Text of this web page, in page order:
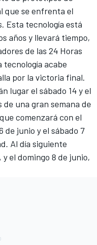
que se enfrenta el
Esta tecnología está
años y llevará tiempo,
de las 24 Horas
tecnología acabe
por la victoria final.
lugar el sábado 14 y el
una gran semana de
comenzará con el
junio y el sábado 7
Al día siguiente
el domingo 8 de junio,